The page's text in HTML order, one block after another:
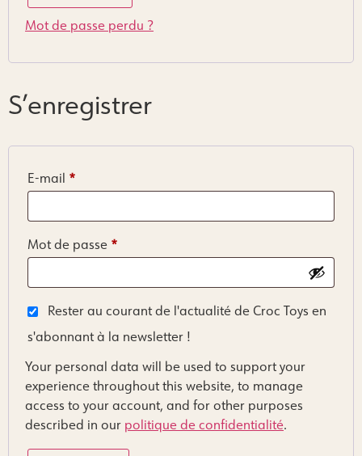
Mot de passe perdu ?
S’enregistrer
E-mail *
Mot de passe *
Rester au courant de l'actualité de Croc Toys en
s'abonnant à la newsletter !
Your personal data will be used to support your
experience throughout this website, to manage
access to your account, and for other purposes
described in our politique de confidentialité.